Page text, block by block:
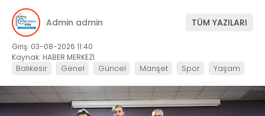
Admin admin TÜM YAZILARI
Giriş: 03-08-2026 11:40
Kaynak: HABER MERKEZİ
Balıkesir Genel Güncel Manşet Spor Yaşam